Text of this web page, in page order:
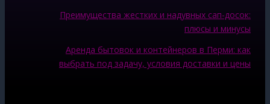
Преимущества жестких и надувных сап-досок:
плюсы и минусы
Аренда бытовок и контейнеров в Перми: как
выбрать под задачу, условия доставки и цены